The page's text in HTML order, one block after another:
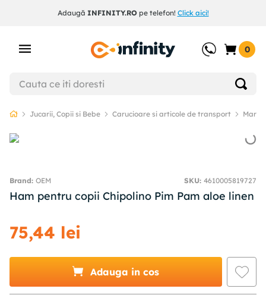
Adaugă INFINITY.ROpe telefon! Click aici!
0
Jucarii, Copii si Bebe Carucioare si articole de transport
OEM SKU: 4610005819727
Ham pentru copii Chipolino Pim Pam aloe linen
75,44 lei
Adauga in cos